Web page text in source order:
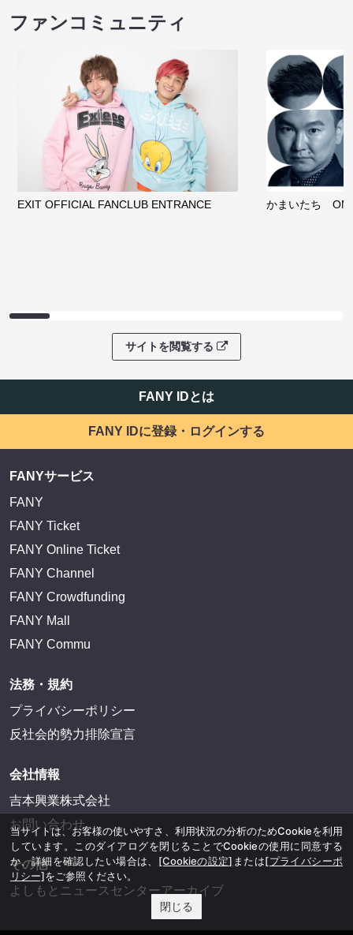
ファンコミュニティ
EXIT OFFICIAL FANCLUB ENTRANCE かまいたち
サイトを閲覧する
FANY IDとは
FANY IDに登録・ログインする
FANYサービス
FANY
FANY Ticket
FANY Online Ticket
FANY Channel
FANY Crowdfunding
FANY Mall
FANY Commu
法務・規約
プライバシーポリシー
反社会的勢力排除宣言
会社情報
吉本興業株式会社
お問い合わせ
その他
よしもとニュースセンターアーカイブ
当サイトは、お客様の使いやすさ、利用状況の分析のためCookieを利用
しています。このダイアログを閉じることでCookieの使用に同意する
か、詳細を確認したい場合は、 [Cookieの設定] または[プライバシーポ
リシー]をご参照ください。
閉じる